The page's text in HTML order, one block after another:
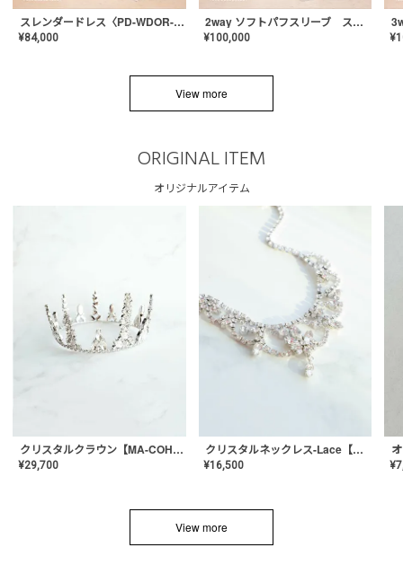
スレンダードレス〈PD-WDOR-2110〉
¥84,000
2way ソフトパフスリーブ スレンダードレス〈PD-WDOR-2112〉
¥100,000 ¥
View more
ORIGINAL ITEM
オリジナルアイテム
クリスタルクラウン【MA-COHD-01】韓国風クラウン/ウェディングクラウン/ティアラ
¥29,700
クリスタルネックレス-Lace【MA-CONL-02】
¥16,500 ¥
View more